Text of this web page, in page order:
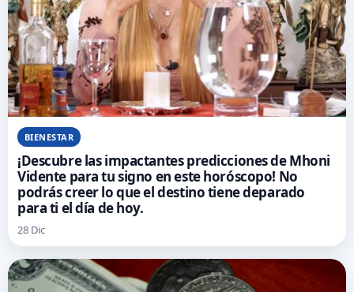
BIENESTAR
¡Descubre las impactantes predicciones de Mhoni
Vidente para tu signo en este horóscopo! No
podrás creer lo que el destino tiene deparado
para ti el día de hoy.
28 Dic